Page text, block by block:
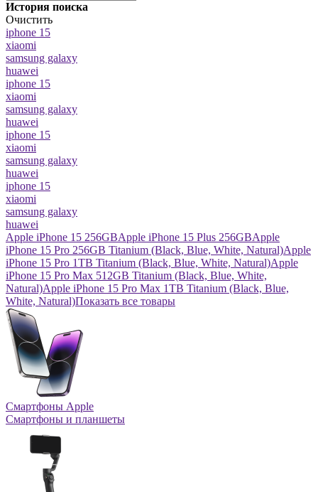
История поиска
Очистить
iphone 15
xiaomi
samsung galaxy
huawei
iphone 15
xiaomi
samsung galaxy
huawei
iphone 15
xiaomi
samsung galaxy
huawei
iphone 15
xiaomi
samsung galaxy
huawei
Apple iPhone 15 256GBApple iPhone 15 Plus 256GBApple
iPhone 15 Pro 256GB Titanium (Black, Blue, White, Natural)Apple
iPhone 15 Pro 1TB Titanium (Black, Blue, White, Natural)Apple
iPhone 15 Pro Max 512GB Titanium (Black, Blue, White,
Natural)Apple iPhone 15 Pro Max 1TB Titanium (Black, Blue,
White, Natural)Показать все товары
Смартфоны Apple
Смартфоны и планшеты